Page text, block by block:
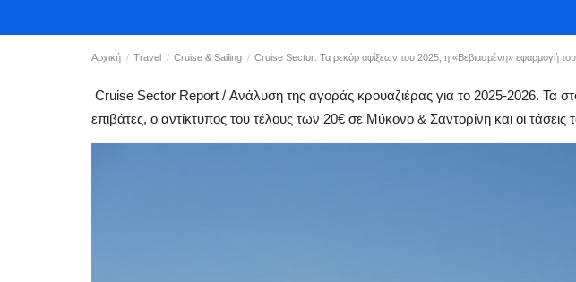
Αρχική Travel Cruise & Sailing Cruise Sector: Τα ρεκόρ αφίξεων του 2025, η «Βεβιασμένη» εφαρμογή του
Cruise Sector Report / Ανάλυση της αγοράς κρουαζιέρας για το 2025-2026. Τα
επιβάτες, ο αντίκτυπος του τέλους των 20€ σε Μύκονο & Σαντορίνη και οι τάσεις